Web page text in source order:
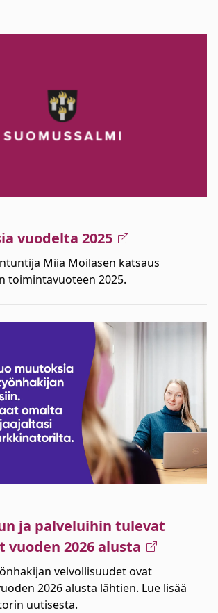
vuodelta 2025
Miia Moilasen katsaus
toimintavuoteen 2025.
ja palveluihin tulevat
vuoden 2026 alusta
velvollisuudet ovat
2026 alusta lähtien. Lue lisää
uutisesta.